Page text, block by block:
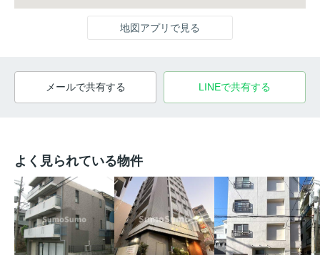
地図アプリで見る
メールで共有する LINEで共有する
よく見られている物件